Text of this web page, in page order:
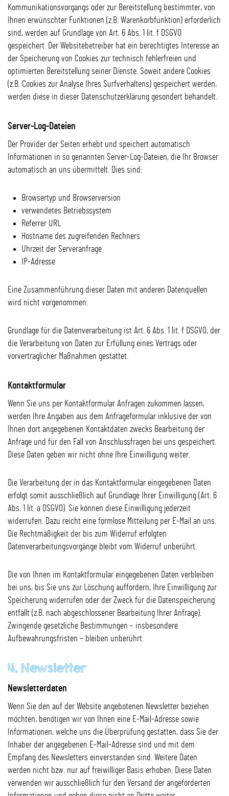
Kommunikationsvorgangs oder zur Bereitstellung bestimmter, von
Ihnen erwünschter Funktionen (z.B. Warenkorbfunktion) erforderlich
sind, werden auf Grundlage von Art. 6 Abs. 1 lit. f DSGVO
gespeichert. Der Websitebetreiber hat ein berechtigtes Interesse an
der Speicherung von Cookies zur technisch fehlerfreien und
optimierten Bereitstellung seiner Dienste. Soweit andere Cookies
(z.B. Cookies zur Analyse Ihres Surfverhaltens) gespeichert werden,
werden diese in dieser Datenschutzerklärung gesondert behandelt.
Server-Log-Dateien
Der Provider der Seiten erhebt und speichert automatisch
Informationen in so genannten Server-Log-Dateien, die Ihr Browser
automatisch an uns übermittelt. Dies sind:
Browsertyp und Browserversion
verwendetes Betriebssystem
Referrer URL
Hostname des zugreifenden Rechners
Uhrzeit der Serveranfrage
IP-Adresse
Eine Zusammenführung dieser Daten mit anderen Datenquellen
wird nicht vorgenommen.
Grundlage für die Datenverarbeitung ist Art. 6 Abs. 1 lit. f DSGVO, der
die Verarbeitung von Daten zur Erfüllung eines Vertrags oder
vorvertraglicher Maßnahmen gestattet.
Kontaktformular
Wenn Sie uns per Kontaktformular Anfragen zukommen lassen,
werden Ihre Angaben aus dem Anfrageformular inklusive der von
Ihnen dort angegebenen Kontaktdaten zwecks Bearbeitung der
Anfrage und für den Fall von Anschlussfragen bei uns gespeichert.
Diese Daten geben wir nicht ohne Ihre Einwilligung weiter.
Die Verarbeitung der in das Kontaktformular eingegebenen Daten
erfolgt somit ausschließlich auf Grundlage Ihrer Einwilligung (Art. 6
Abs. 1 lit. a DSGVO). Sie können diese Einwilligung jederzeit
widerrufen. Dazu reicht eine formlose Mitteilung per E-Mail an uns.
Die Rechtmäßigkeit der bis zum Widerruf erfolgten
Datenverarbeitungsvorgänge bleibt vom Widerruf unberührt.
Die von Ihnen im Kontaktformular eingegebenen Daten verbleiben
bei uns, bis Sie uns zur Löschung auffordern, Ihre Einwilligung zur
Speicherung widerrufen oder der Zweck für die Datenspeicherung
entfällt (z.B. nach abgeschlossener Bearbeitung Ihrer Anfrage).
Zwingende gesetzliche Bestimmungen – insbesondere
Aufbewahrungsfristen – bleiben unberührt.
4. Newsletter
Newsletterdaten
Wenn Sie den auf der Website angebotenen Newsletter beziehen
möchten, benötigen wir von Ihnen eine E-Mail-Adresse sowie
Informationen, welche uns die Überprüfung gestatten, dass Sie der
Inhaber der angegebenen E-Mail-Adresse sind und mit dem
Empfang des Newsletters einverstanden sind. Weitere Daten
werden nicht bzw. nur auf freiwilliger Basis erhoben. Diese Daten
verwenden wir ausschließlich für den Versand der angeforderten